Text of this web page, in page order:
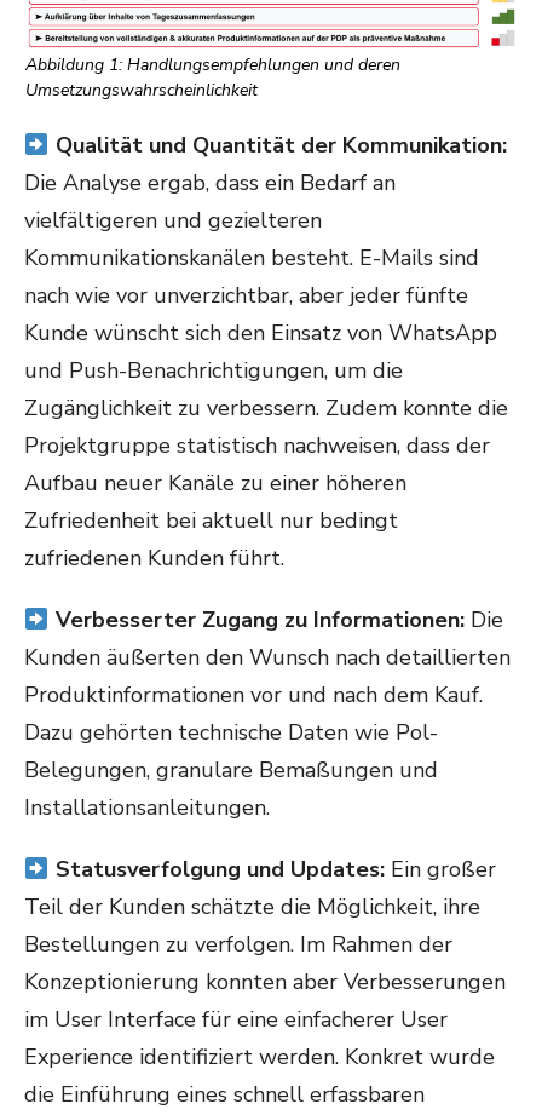
Abbildung 1: Handlungsempfehlungen und deren
Umsetzungswahrscheinlichkeit
Qualität und Quantität der Kommunikation:
Die Analyse ergab, dass ein Bedarf an
vielfältigeren und gezielteren
Kommunikationskanälen besteht. E-Mails sind
nach wie vor unverzichtbar, aber jeder fünfte
Kunde wünscht sich den Einsatz von WhatsApp
und Push-Benachrichtigungen, um die
Zugänglichkeit zu verbessern. Zudem konnte die
Projektgruppe statistisch nachweisen, dass der
Aufbau neuer Kanäle zu einer höheren
Zufriedenheit bei aktuell nur bedingt
zufriedenen Kunden führt.
Verbesserter Zugang zu Informationen: Die
Kunden äußerten den Wunsch nach detaillierten
Produktinformationen vor und nach dem Kauf.
Dazu gehörten technische Daten wie Pol-
Belegungen, granulare Bemaßungen und
Installationsanleitungen.
Statusverfolgung und Updates:Ein großer
Teil der Kunden schätzte die Möglichkeit, ihre
Bestellungen zu verfolgen. Im Rahmen der
Konzeptionierung konnten aber Verbesserungen
im User Interface für eine einfacherer User
Experience identifiziert werden. Konkret wurde
die Einführung eines schnell erfassbaren